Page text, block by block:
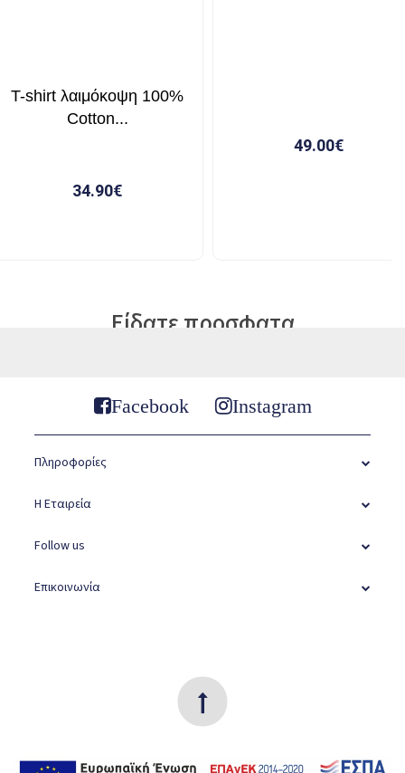
Είδατε προσφατα
Facebook Instagram
Πληροφορίες
Η Εταιρεία
Follow us
Επικοινωνία